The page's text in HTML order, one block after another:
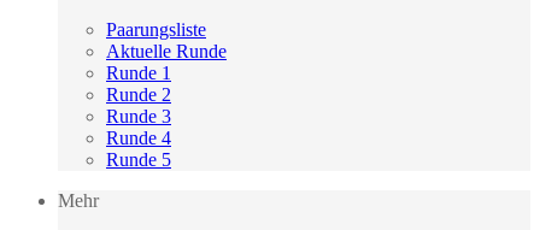
Paarungsliste
Aktuelle Runde
Runde 1
Runde 2
Runde 3
Runde 4
Runde 5
Mehr